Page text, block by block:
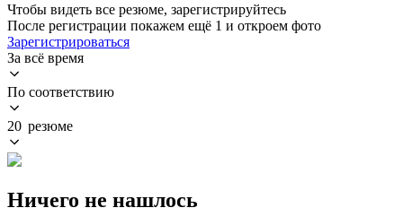
Чтобы видеть все резюме, зарегистрируйтесь
После регистрации покажем ещё 1 и откроем фото
Зарегистрироваться
За всё время
По соответствию
20 резюме
Ничего не нашлось